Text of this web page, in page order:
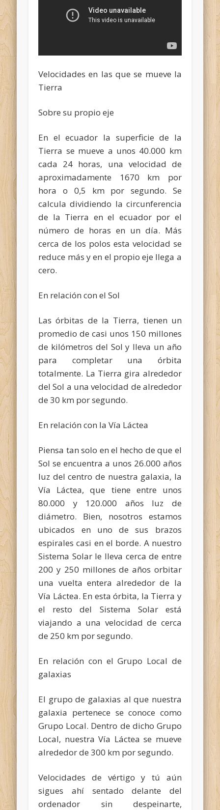
Velocidades en las que se mueve la
Tierra
Sobre su propio eje
En el ecuador la superficie de la
Tierra se mueve a unos 40.000 km
cada 24 horas, una velocidad de
aproximadamente 1670 km por
hora o 0,5 km por segundo. Se
calcula dividiendo la circunferencia
de la Tierra en el ecuador por el
número de horas en un día. Más
cerca de los polos esta velocidad se
reduce más y en el propio eje llega a
cero.
En relación con el Sol
Las órbitas de la Tierra, tienen un
promedio de casi unos 150 millones
de kilómetros del Sol y lleva un año
para completar una órbita
totalmente. La Tierra gira alrededor
del Sol a una velocidad de alrededor
de 30 km por segundo.
En relación con la Vía Láctea
Piensa tan solo en el hecho de que el
Sol se encuentra a unos 26.000 años
luz del centro de nuestra galaxia, la
Vía Láctea, que tiene entre unos
80.000 y 120.000 años luz de
diámetro. Bien, nosotros estamos
ubicados en uno de sus brazos
espirales casi en el borde. A nuestro
Sistema Solar le lleva cerca de entre
200 y 250 millones de años orbitar
una vuelta entera alrededor de la
Vía Láctea. En esta órbita, la Tierra y
el resto del Sistema Solar está
viajando a una velocidad de cerca
de 250 km por segundo.
En relación con el Grupo Local de
galaxias
El grupo de galaxias al que nuestra
galaxia pertenece se conoce como
Grupo Local. Dentro de dicho Grupo
Local, nuestra Vía Láctea se mueve
alrededor de 300 km por segundo.
Velocidades de vértigo y tú aún
sigues ahí sentado delante del
ordenador sin despeinarte,